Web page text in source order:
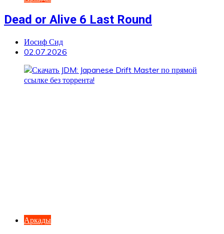
Dead or Alive 6 Last Round
Иосиф Сид
02.07.2026
Аркады